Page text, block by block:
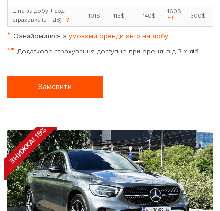
Ціна за добу + дод.
страховка (з ПДВ)
?
101$ 115$ 140$
160$
** 300$
* Ознайомитися з умовами оренди авто на добу
** Додаткове страхування доступне при оренді від 3-х діб
Замовити
ЗНИЖКА! 15%